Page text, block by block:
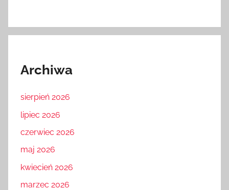
Archiwa
sierpień 2026
lipiec 2026
czerwiec 2026
maj 2026
kwiecień 2026
marzec 2026